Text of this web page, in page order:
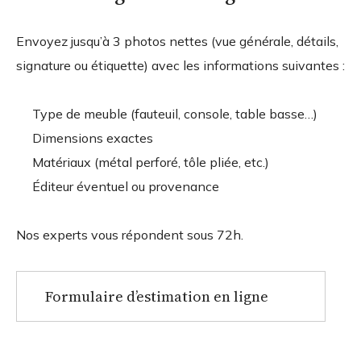
Envoyez jusqu’à 3 photos nettes (vue générale, détails,
signature ou étiquette) avec les informations suivantes :
Type de meuble (fauteuil, console, table basse…)
Dimensions exactes
Matériaux (métal perforé, tôle pliée, etc.)
Éditeur éventuel ou provenance
Nos experts vous répondent sous 72h.
Formulaire d’estimation en ligne